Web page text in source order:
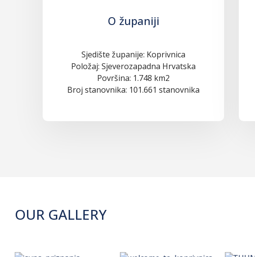
O županiji
Sjedište županije: Koprivnica
Položaj: Sjeverozapadna Hrvatska
Površina: 1.748 km2
Broj stanovnika: 101.661 stanovnika
OUR GALLERY